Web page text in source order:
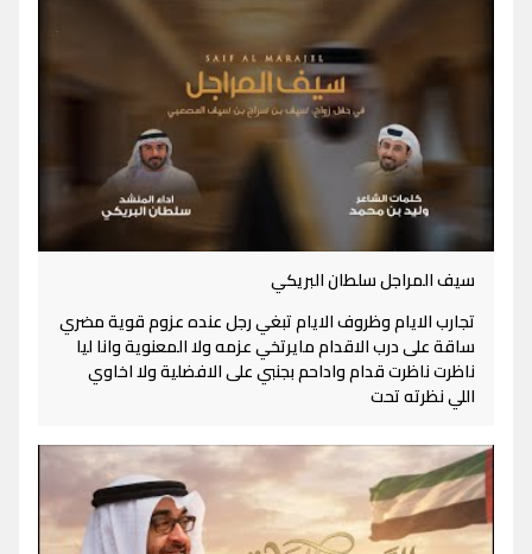
سيف المراجل سلطان البريكي
تجارب الايام وظروف الايام تبغي رجل عنده عزوم قوية مضري
ساقة على درب الاقدام مايرتخي عزمه ولا المعنوية وانا ليا
ناظرت ناظرت قدام واداحم بجنبي على الافضلية ولا اخاوي
اللي نظرته تحت